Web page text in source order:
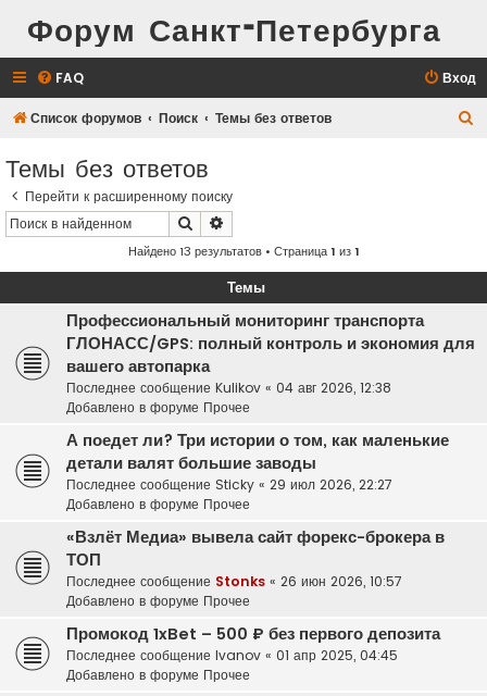
Форум Санкт-Петербурга
FAQ Вход
Список форумов Поиск Темы без ответов
Темы без ответов
Перейти к расширенному поиску
Поиск
Найдено 13 результатов • Страница1 из1
Темы
Профессиональный мониторинг транспорта
ГЛОНАСС/GPS: полный контроль и экономия для
вашего автопарка
Последнее сообщение Kulikov « 04 авг 2026, 12:38
Добавлено в форуме Прочее
А поедет ли? Три истории о том, как маленькие
детали валят большие заводы
Последнее сообщение Sticky « 29 июл 2026, 22:27
Добавлено в форуме Прочее
«Взлёт Медиа» вывела сайт форекс-брокера в
ТОП
Последнее сообщение Stonks « 26 июн 2026, 10:57
Добавлено в форуме Прочее
Промокод 1xBet – 500 ₽ без первого депозита
Последнее сообщение Ivanov « 01 апр 2025, 04:45
Добавлено в форуме Прочее